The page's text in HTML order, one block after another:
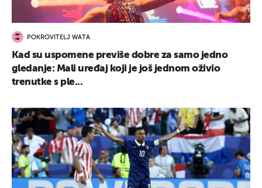
POKROVITELJ WATA
Kad su uspomene previše dobre za samo jedno
gledanje: Mali uređaj koji je još jednom oživio
trenutke s ple...